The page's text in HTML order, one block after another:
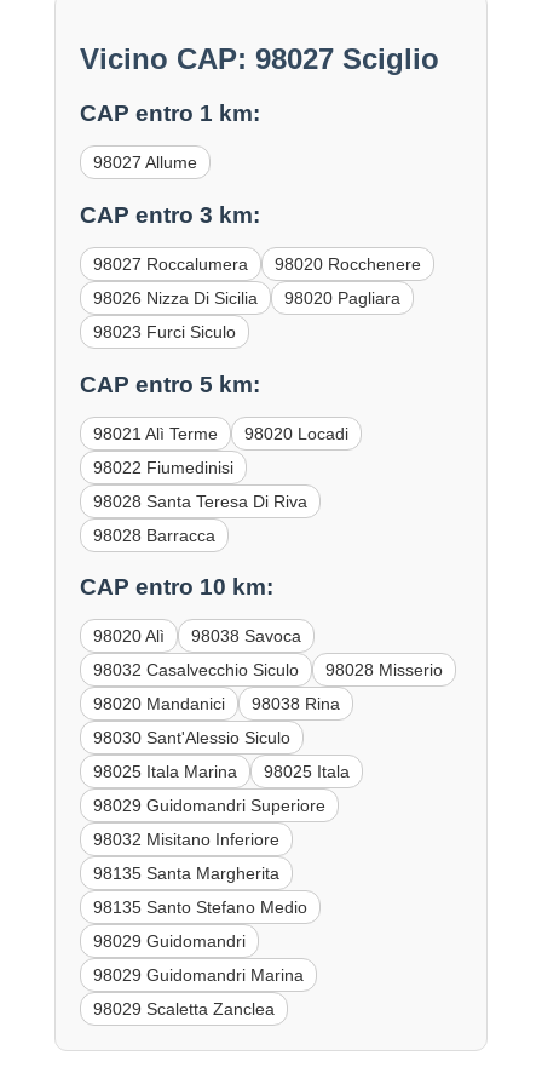
Vicino CAP: 98027 Sciglio
CAP entro 1 km:
98027 Allume
CAP entro 3 km:
98027 Roccalumera
98020 Rocchenere
98026 Nizza Di Sicilia
98020 Pagliara
98023 Furci Siculo
CAP entro 5 km:
98021 Alì Terme
98020 Locadi
98022 Fiumedinisi
98028 Santa Teresa Di Riva
98028 Barracca
CAP entro 10 km:
98020 Alì
98038 Savoca
98032 Casalvecchio Siculo
98028 Misserio
98020 Mandanici
98038 Rina
98030 Sant'Alessio Siculo
98025 Itala Marina
98025 Itala
98029 Guidomandri Superiore
98032 Misitano Inferiore
98135 Santa Margherita
98135 Santo Stefano Medio
98029 Guidomandri
98029 Guidomandri Marina
98029 Scaletta Zanclea